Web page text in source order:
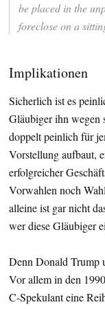
be placed in the
foreclose on a
Implikationen
Sicherlich ist es
Gläubiger ihn wegen
doppelt peinlich für
Vorstellung aufbaut,
erfolgreicher
Vorwahlen noch
alleine ist gar nicht
wer diese Gläubiger
Denn Donald Trump
Vor allem in den
C-Spekulant eine